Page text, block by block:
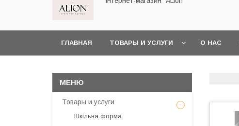
ГЛАВНАЯ ТОВАРЫ И УСЛУГИ О НАС
Товары и услуги
Шкільна форма